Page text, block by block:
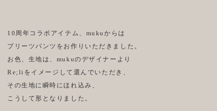
10周年コラボアイテム、mukuからは
プリーツパンツをお作りいただきました。
お色、生地は、mukuのデザイナーより
Re;liをイメージして選んでいただき、
その生地に瞬時にほれ込み、
こうして形となりました。